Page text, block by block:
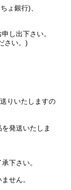
ょ銀行)、
し出下さい。
さい。)
りいたしますの
発送いたしま
下さい。
せん。